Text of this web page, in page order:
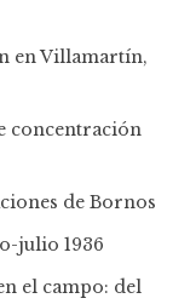
en Villamartín,
concentración
de Bornos
julio 1936
el campo: del